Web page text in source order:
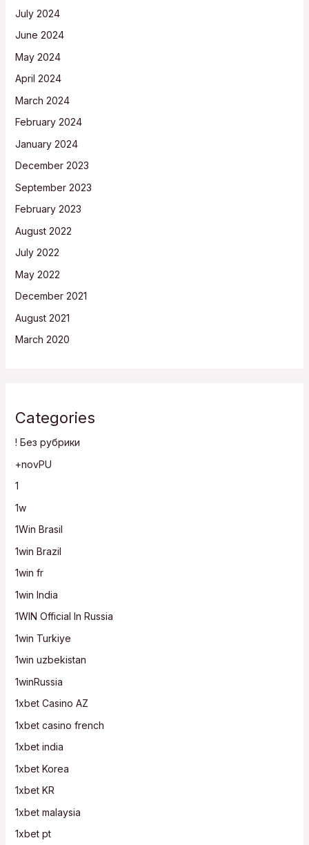
July 2024
June 2024
May 2024
April 2024
March 2024
February 2024
January 2024
December 2023
September 2023
February 2023
August 2022
July 2022
May 2022
December 2021
August 2021
March 2020
Categories
! Без рубрики
+novPU
1
1w
1Win Brasil
1win Brazil
1win fr
1win India
1WIN Official In Russia
1win Turkiye
1win uzbekistan
1winRussia
1xbet Casino AZ
1xbet casino french
1xbet india
1xbet Korea
1xbet KR
1xbet malaysia
1xbet pt